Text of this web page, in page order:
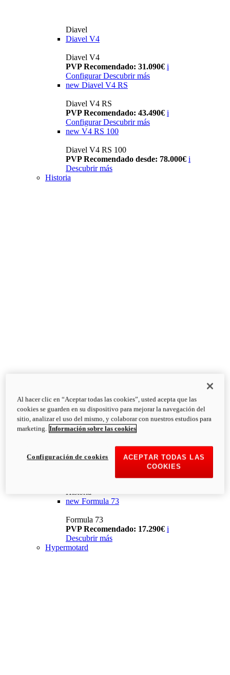
Diavel
Diavel V4
Diavel V4
PVP Recomendado: 31.090€ i
Configurar Descubrir más
new Diavel V4 RS
Diavel V4 RS
PVP Recomendado: 43.490€ i
Configurar Descubrir más
new V4 RS 100
Diavel V4 RS 100
PVP Recomendado desde: 78.000€ i
Descubrir más
Historia
Historia
new Formula 73
Formula 73
PVP Recomendado: 17.290€ i
Descubrir más
Hypermotard
Al hacer clic en “Aceptar todas las cookies”, usted acepta que las
cookies se guarden en su dispositivo para mejorar la navegación del
sitio, analizar el uso del mismo, y colaborar con nuestros estudios para
marketing. Información sobre las cookies
ACEPTAR TODAS LAS
COOKIES
Configuración de cookies